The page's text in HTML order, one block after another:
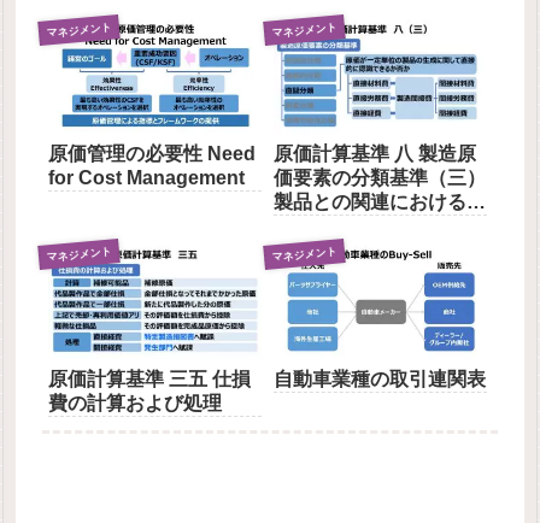
Evaluation
マネジメント
原価管理の必要性 Need
for Cost Management
マネジメント
原価計算基準 八 製造原
価要素の分類基準（三）
製品との関連における分
マネジメント
原価計算基準 三五 仕損
費の計算および処理
マネジメント
自動車業種の取引連関表